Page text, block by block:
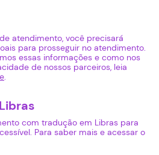
atendimento, você precisará
para prosseguir no atendimento.
essas informações e como nos
de nossos parceiros, leia
.
com tradução em Libras para
Para saber mais e acessar o